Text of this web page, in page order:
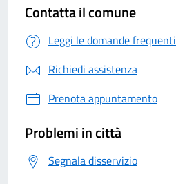
Contatta il comune
Leggi le domande frequenti
Richiedi assistenza
Prenota appuntamento
Problemi in città
Segnala disservizio